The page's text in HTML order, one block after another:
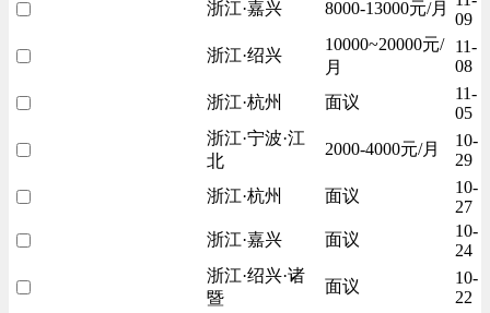
浙江·嘉兴
8000-13000元/月
09
浙江·绍兴
10000~20000元/
月
11-
08
浙江·杭州
面议
11-
05
浙江·宁波·江
北
2000-4000元/月
10-
29
浙江·杭州
面议
10-
27
浙江·嘉兴
面议
10-
24
浙江·绍兴·诸
暨
面议
10-
22